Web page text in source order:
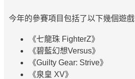
今年的參賽項目包括了以下幾個遊戲
《七龍珠 FighterZ》
《碧藍幻想Versus》
《Guilty Gear: Strive》
《泉皇 XV》